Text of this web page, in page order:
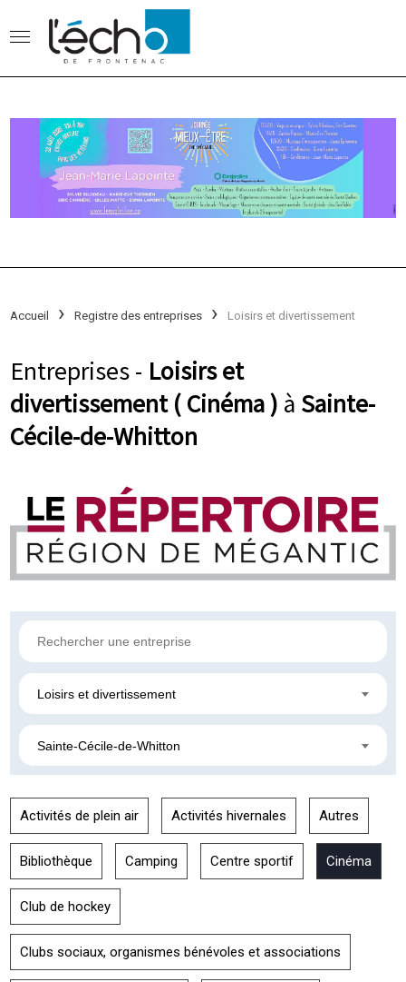
Accueil Registre des entreprises Loisirs et divertissement
Entreprises - Loisirs et
divertissement ( Cinéma ) à Sainte-
Cécile-de-Whitton
Loisirs et divertissement
Sainte-Cécile-de-Whitton
Activités de plein air Activités hivernales Autres
Bibliothèque Camping Centre sportif Cinéma
Club de hockey
Clubs sociaux, organismes bénévoles et associations